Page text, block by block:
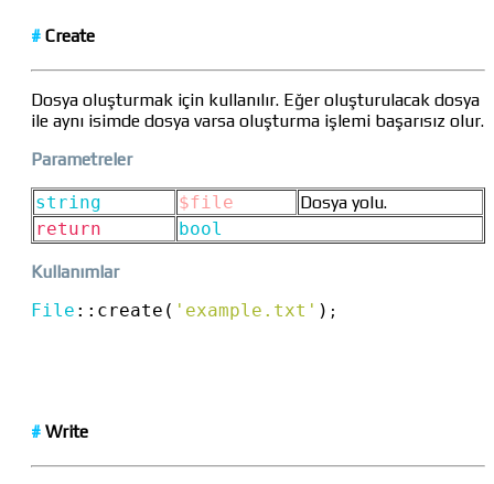
# Create
Dosya oluşturmak için kullanılır. Eğer oluşturulacak dosya
ile aynı isimde dosya varsa oluşturma işlemi başarısız olur.
Parametreler
string $file
Dosya yolu.
return
bool
Kullanımlar
File :: create( 'example.txt' ) ;
# Write